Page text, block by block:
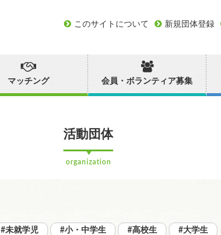
このサイトについて 新規団体登録
マッチング 会員・ボランティア募集
活動団体
organization
#未就学児 #小・中学生 #高校生 #大学生